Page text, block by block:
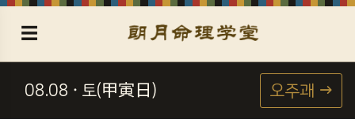
☰
08.08 · 토(甲寅日) 오주괘 →